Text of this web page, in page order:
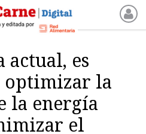
actual, es
optimizar la
la energía
el